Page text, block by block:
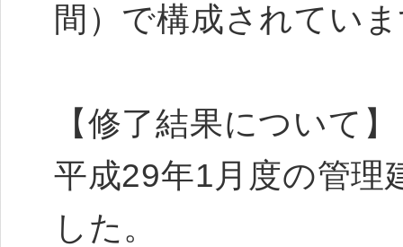
間）で構成されてい
【修了結果について
平成29年1月度の管理
した。